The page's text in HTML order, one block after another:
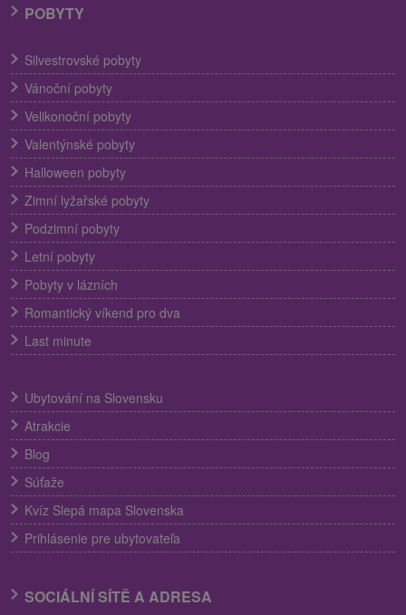
POBYTY
Silvestrovské pobyty
Vánoční pobyty
Velikonoční pobyty
Valentýnské pobyty
Halloween pobyty
Zimní lyžařské pobyty
Podzimní pobyty
Letní pobyty
Pobyty v lázních
Romantický víkend pro dva
Last minute
Ubytování na Slovensku
Atrakcie
Blog
Súťaže
Kvíz Slepá mapa Slovenska
Prihlásenie pre ubytovateľa
SOCIÁLNÍ SÍTĚ A ADRESA